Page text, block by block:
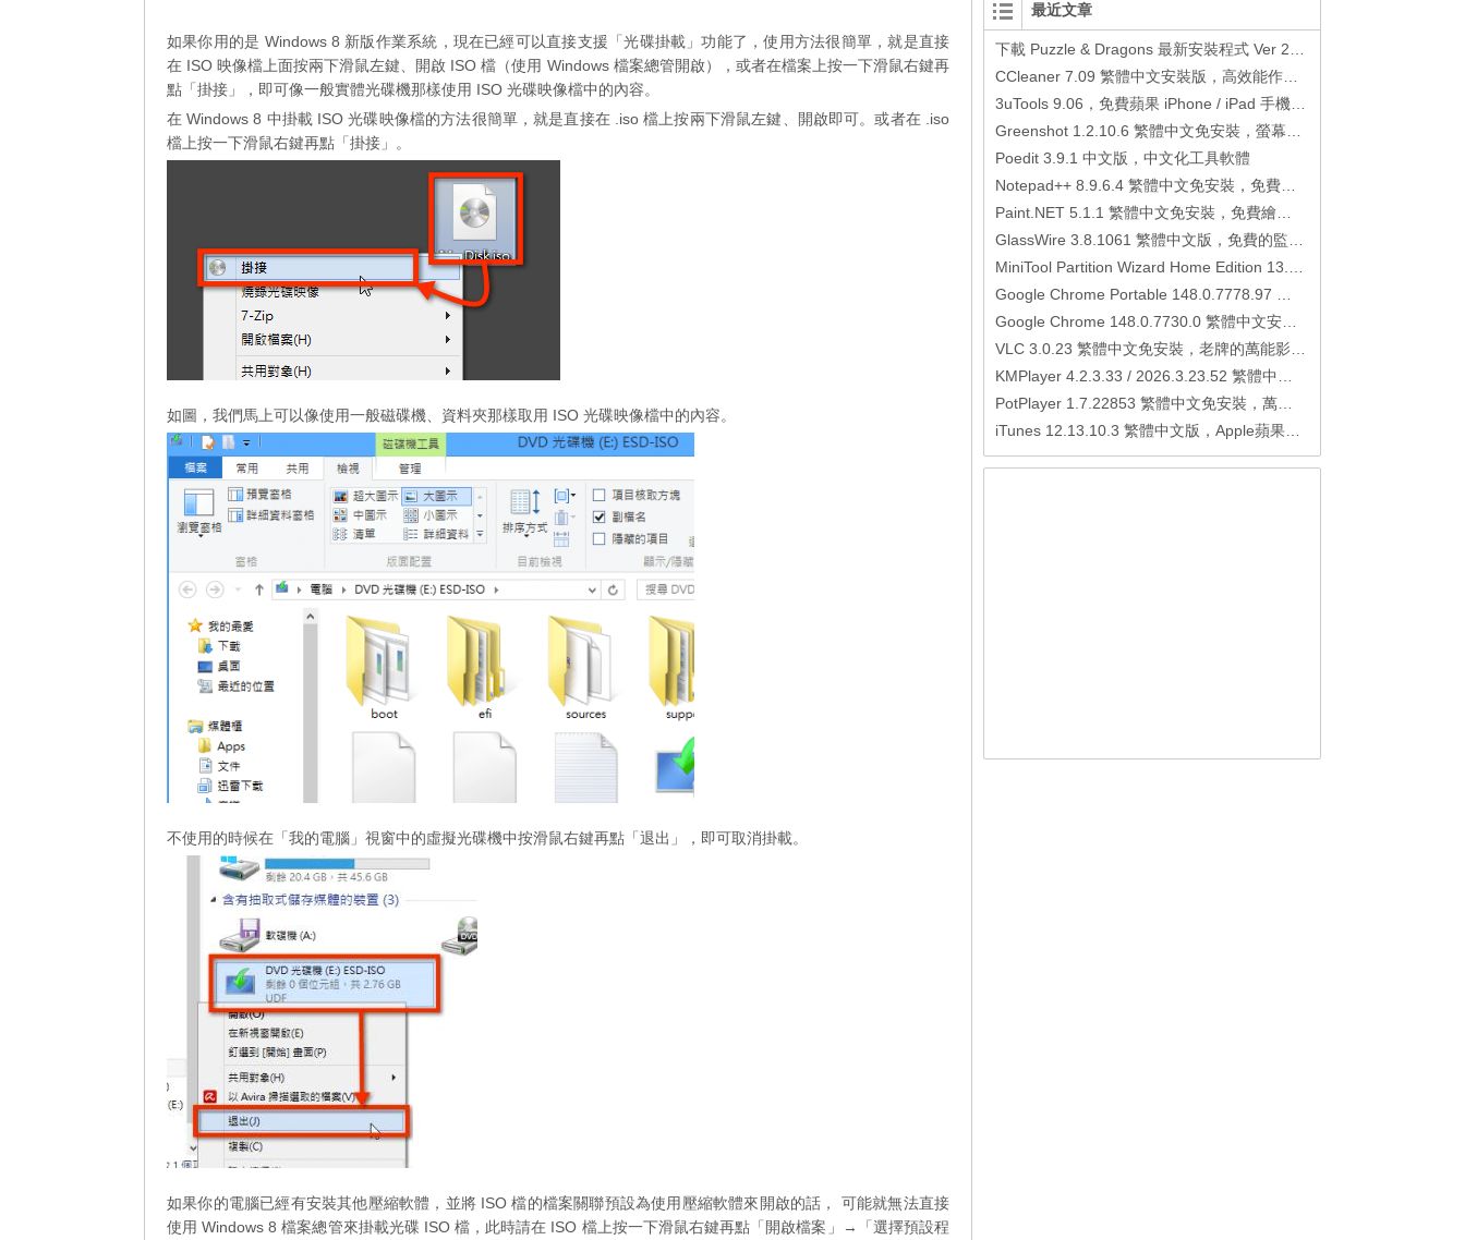
如果你用的是 Windows 8 新版作業系統，現在已經可以直接支援「光碟掛載」功能了，使用方法很簡單，就是直接
在 ISO 映像檔上面按兩下滑鼠左鍵、開啟 ISO 檔（使用 Windows 檔案總管開啟），或者在檔案上按一下滑鼠右鍵再
點「掛接」，即可像一般實體光碟機那樣使用 ISO 光碟映像檔中的內容。
在 Windows 8 中掛載 ISO 光碟映像檔的方法很簡單，就是直接在 .iso 檔上按兩下滑鼠左鍵、開啟即可。或者在 .iso
檔上按一下滑鼠右鍵再點「掛接」。
如圖，我們馬上可以像使用一般磁碟機、資料夾那樣取用 ISO 光碟映像檔中的內容。
不使用的時候在「我的電腦」視窗中的虛擬光碟機中按滑鼠右鍵再點「退出」，即可取消掛載。
如果你的電腦已經有安裝其他壓縮軟體，並將 ISO 檔的檔案關聯預設為使用壓縮軟體來開啟的話， 可能就無法直接
使用 Windows 8 檔案總管來掛載光碟 ISO 檔，此時請在 ISO 檔上按一下滑鼠右鍵再點「開啟檔案」→「選擇預設程
最近文章
Poedit 3.9.1 中文版，中文化工具軟體